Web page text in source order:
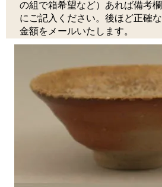
の組で箱希望など）あれば備考欄
にご記入ください。後ほど正確な
金額をメールいたします。